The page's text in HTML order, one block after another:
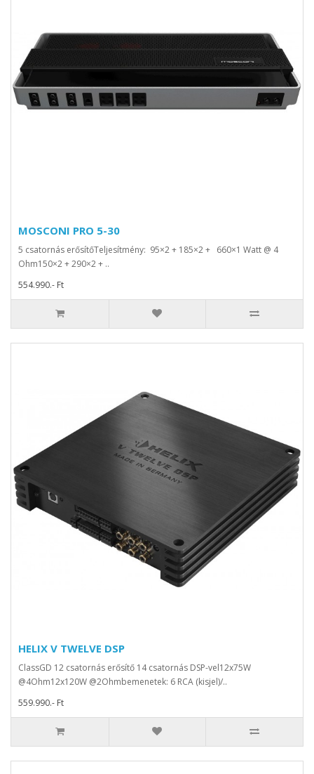
MOSCONI PRO 5-30
5 csatornás erősítőTeljesítmény: 95×2 + 185×2 + 660×1 Watt @ 4
Ohm150×2 + 290×2 + ..
554.990.- Ft
HELIX V TWELVE DSP
ClassGD 12 csatornás erősítő 14 csatornás DSP-vel12x75W
@4Ohm12x120W @2Ohmbemenetek: 6 RCA (kisjel)/..
559.990.- Ft